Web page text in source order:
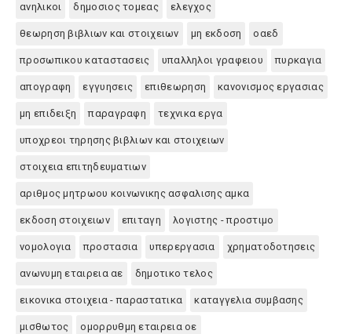
ανηλικοι δημοσιος τομεας ελεγχος
θεωρηση βιβλιων και στοιχειων μη εκδοση οαεδ
προσωπικου καταστασεις υπαλληλοι γραφειου πυρκαγια
απογραφη εγγυησεις επιθεωρηση κανονισμος εργασιας
μη επιδειξη παραγραφη τεχνικα εργα
υποχρεοι τηρησης βιβλιων και στοιχειων
στοιχεια επιτηδευματιων
αριθμος μητρωου κοινωνικης ασφαλισης αμκα
εκδοση στοιχειων επιταγη λογιστης - προστιμο
νομολογια προστασια υπερεργασια χρηματοδοτησεις
ανωνυμη εταιρεια αε δημοτικο τελος
εικονικα στοιχεια - παραστατικα καταγγελια συμβασης
μισθωτος ομορρυθμη εταιρεια οε